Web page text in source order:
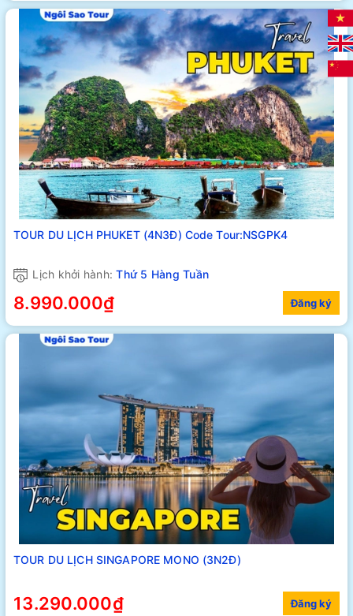
TOUR DU LỊCH PHUKET (4N3Đ) Code Tour:NSGPK4
Lịch khởi hành:Thứ 5 Hàng Tuần
8.990.000₫ Đăng ký
TOUR DU LỊCH SINGAPORE MONO (3N2Đ)
13.290.000₫ Đăng ký